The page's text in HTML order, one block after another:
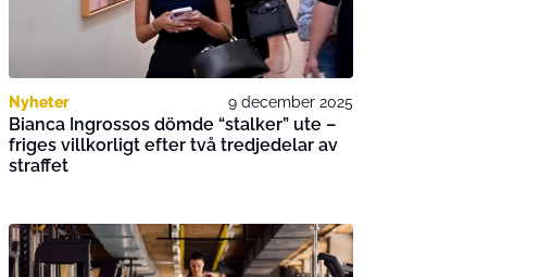
Nyheter 9 december 2025
Bianca Ingrossos dömde “stalker” ute –
friges villkorligt efter två tredjedelar av
straffet